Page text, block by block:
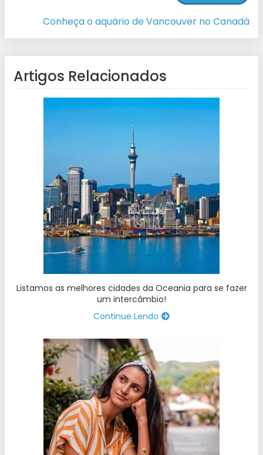
Conheça o aquário de Vancouver no Canadá
Artigos Relacionados
Listamos as melhores cidades da Oceania para se fazer
um intercâmbio!
Continue Lendo